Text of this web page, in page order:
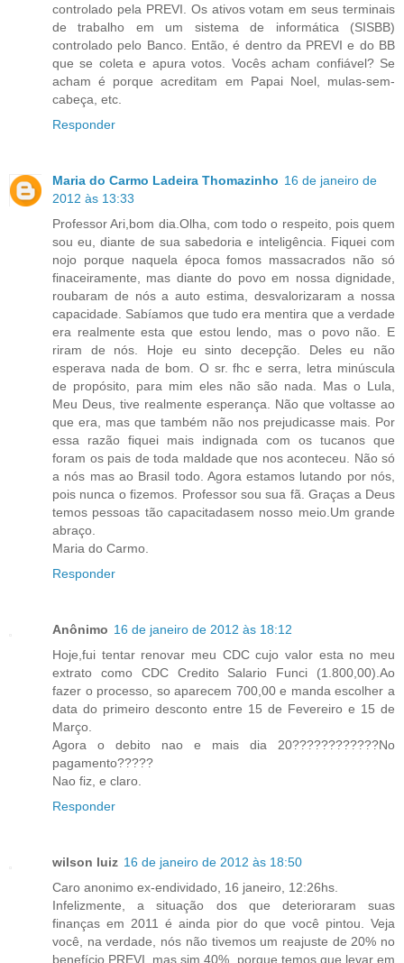
controlado pela PREVI. Os ativos votam em seus terminais
de trabalho em um sistema de informática (SISBB)
controlado pelo Banco. Então, é dentro da PREVI e do BB
que se coleta e apura votos. Vocês acham confiável? Se
acham é porque acreditam em Papai Noel, mulas-sem-
cabeça, etc.
Responder
Maria do Carmo Ladeira Thomazinho 16 de janeiro de
2012 às 13:33
Professor Ari,bom dia.Olha, com todo o respeito, pois quem
sou eu, diante de sua sabedoria e inteligência. Fiquei com
nojo porque naquela época fomos massacrados não só
finaceiramente, mas diante do povo em nossa dignidade,
roubaram de nós a auto estima, desvalorizaram a nossa
capacidade. Sabíamos que tudo era mentira que a verdade
era realmente esta que estou lendo, mas o povo não. E
riram de nós. Hoje eu sinto decepção. Deles eu não
esperava nada de bom. O sr. fhc e serra, letra minúscula
de propósito, para mim eles não são nada. Mas o Lula,
Meu Deus, tive realmente esperança. Não que voltasse ao
que era, mas que também não nos prejudicasse mais. Por
essa razão fiquei mais indignada com os tucanos que
foram os pais de toda maldade que nos aconteceu. Não só
a nós mas ao Brasil todo. Agora estamos lutando por nós,
pois nunca o fizemos. Professor sou sua fã. Graças a Deus
temos pessoas tão capacitadasem nosso meio.Um grande
abraço.
Maria do Carmo.
Responder
Anônimo 16 de janeiro de 2012 às 18:12
Hoje,fui tentar renovar meu CDC cujo valor esta no meu
extrato como CDC Credito Salario Funci (1.800,00).Ao
fazer o processo, so aparecem 700,00 e manda escolher a
data do primeiro desconto entre 15 de Fevereiro e 15 de
Março.
Agora o debito nao e mais dia 20????????????No
pagamento?????
Nao fiz, e claro.
Responder
wilson luiz 16 de janeiro de 2012 às 18:50
Caro anonimo ex-endividado, 16 janeiro, 12:26hs.
Infelizmente, a situação dos que deterioraram suas
finanças em 2011 é ainda pior do que você pintou. Veja
você, na verdade, nós não tivemos um reajuste de 20% no
benefício PREVI, mas sim 40%, porque temos que levar em